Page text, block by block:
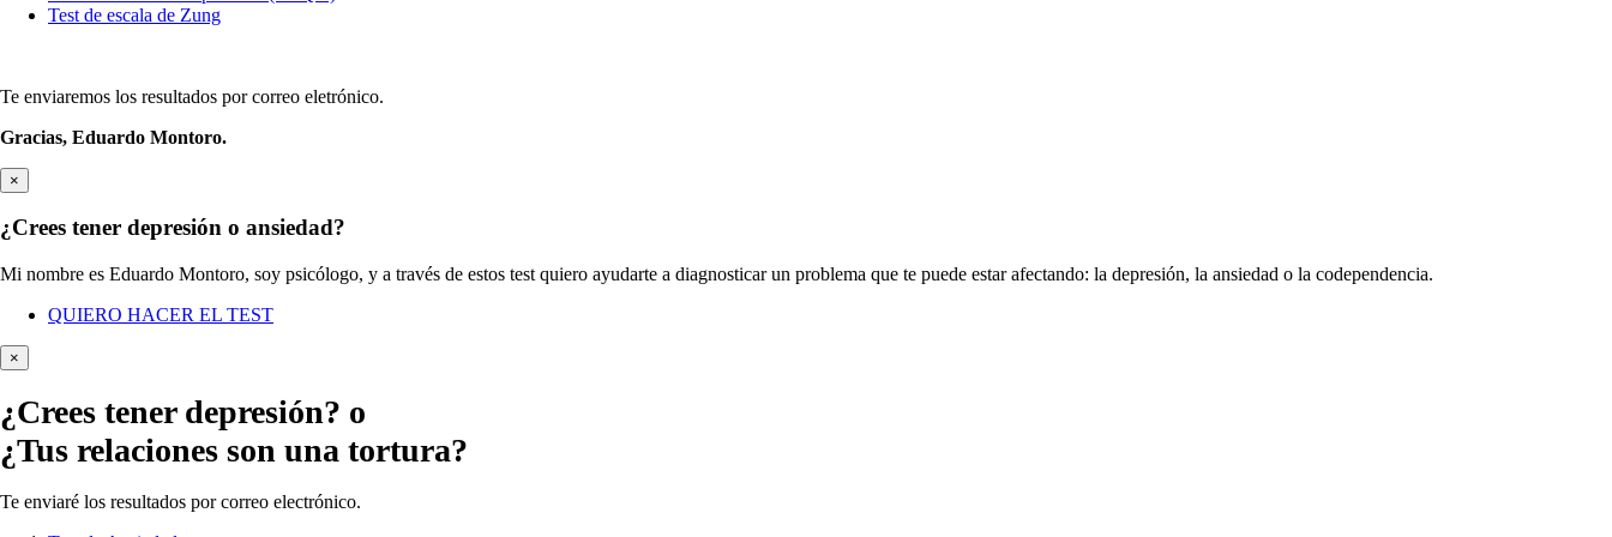
Test de escala de Zung
Te enviaremos los resultados por correo eletrónico.
Gracias, Eduardo Montoro.
×
¿Crees tener depresión o ansiedad?
Mi nombre es Eduardo Montoro, soy psicólogo, y a través de estos test quiero ayudarte a diagnosticar un problema que te puede estar afectando: la depresión, la ansiedad o la codependencia.
QUIERO HACER EL TEST
×
¿Crees tener depresión? o
¿Tus relaciones son una tortura?
Te enviaré los resultados por correo electrónico.